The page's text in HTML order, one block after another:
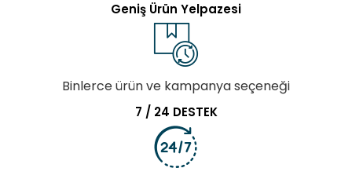
Geniş Ürün Yelpazesi
Binlerce ürün ve kampanya seçeneği
7 / 24 DESTEK